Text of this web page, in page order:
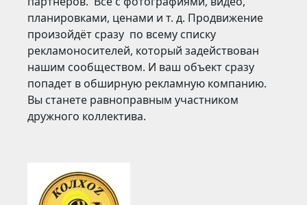
планировками, ценами и т. д. Продвижение
произойдёт сразу по всему списку
рекламоносителей, который задействован
нашим сообществом. И ваш объект сразу
попадет в обширную рекламную компанию.
Вы станете равноправным участником
дружного коллектива.